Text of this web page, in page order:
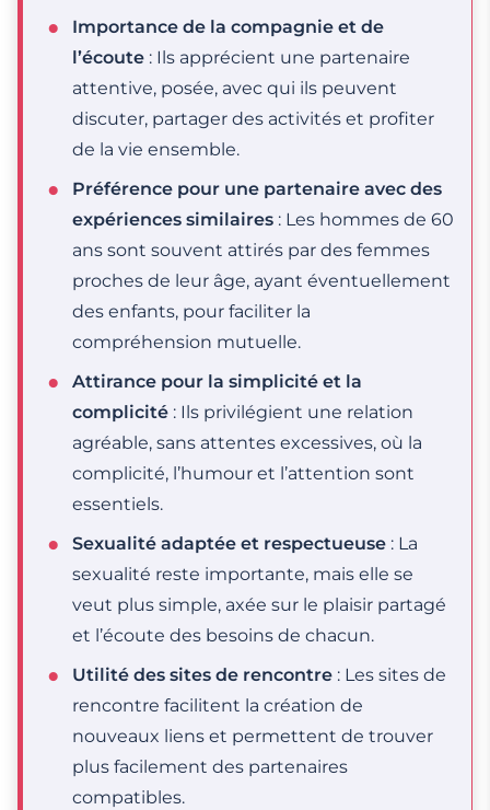
Importance de la compagnie et de
l’écoute: Ils apprécient une partenaire
attentive, posée, avec qui ils peuvent
discuter, partager des activités et profiter
de la vie ensemble.
Préférence pour une partenaire avec des
expériences similaires: Les hommes de 60
ans sont souvent attirés par des femmes
proches de leur âge, ayant éventuellement
des enfants, pour faciliter la
compréhension mutuelle.
Attirance pour la simplicité et la
complicité: Ils privilégient une relation
agréable, sans attentes excessives, où la
complicité, l’humour et l’attention sont
essentiels.
Sexualité adaptée et respectueuse: La
sexualité reste importante, mais elle se
veut plus simple, axée sur le plaisir partagé
et l’écoute des besoins de chacun.
Utilité des sites de rencontre: Les sites de
rencontre facilitent la création de
nouveaux liens et permettent de trouver
plus facilement des partenaires
compatibles.